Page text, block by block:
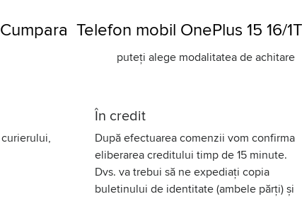
Cumpara Telefon mobil OnePlus 15 16/
puteți alege modalitatea de achitare
În credit
După efectuarea comenzii vom confirma
eliberarea creditului timp de 15 minute.
Dvs. va trebui să ne expediați copia
buletinului de identitate (ambele părți) și